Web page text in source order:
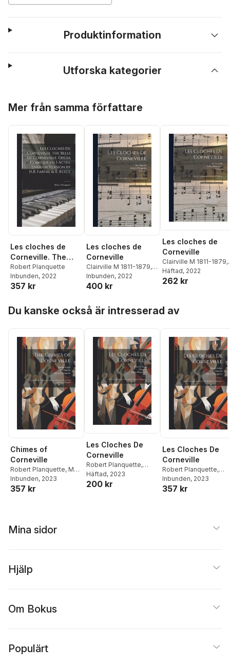
Produktinformation
Utforska kategorier
Mer från samma författare
Les cloches de
Corneville. The
bells of Corneville.
Opéra comique en
3 actes. English
Farnie & R. Reece
Robert Planquette
Inbunden, 2022
357 kr
Les cloches de
Corneville
Clairville M 1811-1879,
Robert Planquette
Genet C
Inbunden, 2022
400 kr
Les cloches de
Corneville
Clairville M 1811-1879,
Robert Planquette
Genet C
Häftad, 2022
262 kr
Du kanske också är intresserad av
Chimes of
Corneville
Robert Planquette, M
Clairville,Charles Gabet
Inbunden, 2023
357 kr
Les Cloches De
Corneville
Robert Planquette,
Clairville (M )
Gabet
Häftad, 2023
200 kr
Les Cloches De
Corneville
Robert Planquette,
Clairville (M ),Charles
Gabet
Inbunden, 2023
357 kr
Mina sidor
Hjälp
Om Bokus
Populärt